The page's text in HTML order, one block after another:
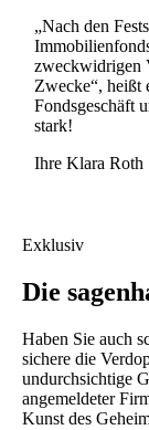
„Nach den
zweckwidrigen
Zwecke“,
Fondsgeschäft
stark!
Ihre Klara Roth
Exklusiv
Die
Haben Sie auch
sichere die
undurchsichtige
angemeldeter
Kunst des